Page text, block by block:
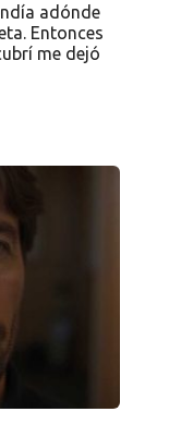
adónde
Entonces
me dejó